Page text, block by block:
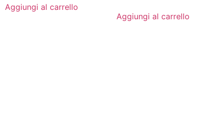
Aggiungi al carrello
Aggiungi al carrello